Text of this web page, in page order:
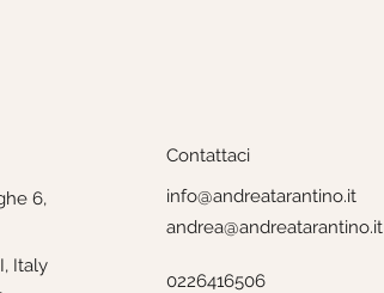
6,
Italy
Contattaci
info@andreatarantino.it
andrea@andreatarantino.it
0226416506